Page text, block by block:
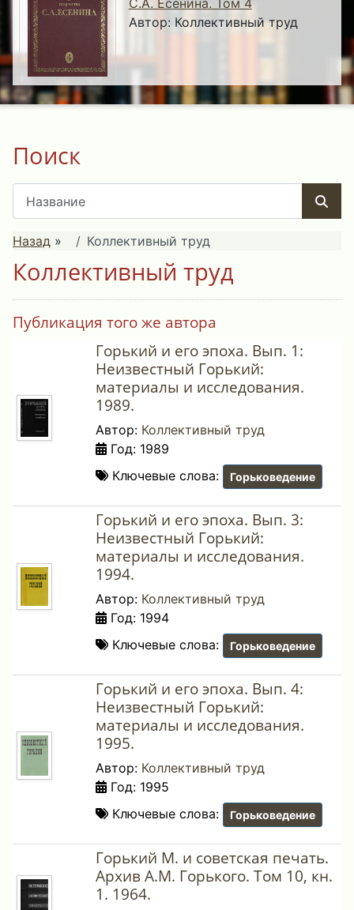
С.А. Есенина. Том 4
Автор: Коллективный труд
Поиск
Назад » Коллективный труд
Коллективный труд
Публикация того же автора
Горький и его эпоха. Вып. 1:
Неизвестный Горький:
материалы и исследования.
1989.
Автор: Коллективный труд
Год: 1989
Ключевые слова:
Горьковедение
Горький и его эпоха. Вып. 3:
Неизвестный Горький:
материалы и исследования.
1994.
Автор: Коллективный труд
Год: 1994
Ключевые слова:
Горьковедение
Горький и его эпоха. Вып. 4:
Неизвестный Горький:
материалы и исследования.
1995.
Автор: Коллективный труд
Год: 1995
Ключевые слова:
Горьковедение
Горький М. и советская печать.
Архив А.М. Горького. Том 10, кн.
1. 1964.